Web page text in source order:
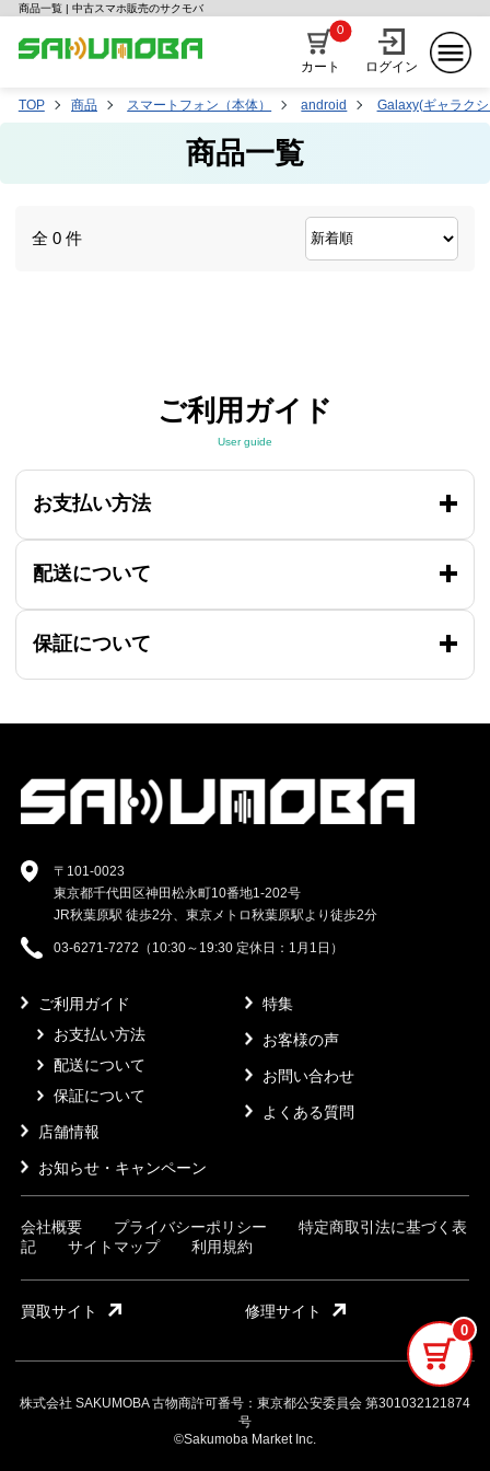
商品一覧 | 中古スマホ販売のサクモバ
カート
0
ログイン
TOP 商品 スマートフォン（本体） android Galaxy(ギャラク
商品一覧
全 0 件
0
ご利用ガイド
User guide
お支払い方法
配送について
保証について
〒101-0023
東京都千代田区神田松永町10番地1-202号
JR秋葉原駅 徒歩2分、東京メトロ秋葉原駅より徒歩2分
03-6271-7272（10:30～19:30 定休日：1月1日）
ご利用ガイド
お支払い方法
配送について
保証について
店舗情報
お知らせ・キャンペーン
特集
お客様の声
お問い合わせ
よくある質問
会社概要 プライバシーポリシー
特定商取引法に基づく表
記
サイトマップ 利用規約
買取サイト 修理サイト
株式会社 SAKUMOBA 古物商許可番号：東京都公安委員会 第301032121874
号
©Sakumoba Market Inc.